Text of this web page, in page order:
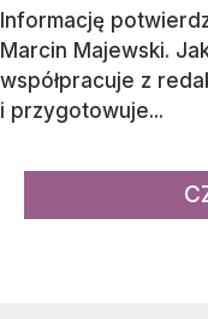
Informację
Marcin Majewski.
współpracuje z
i przygotowuje...